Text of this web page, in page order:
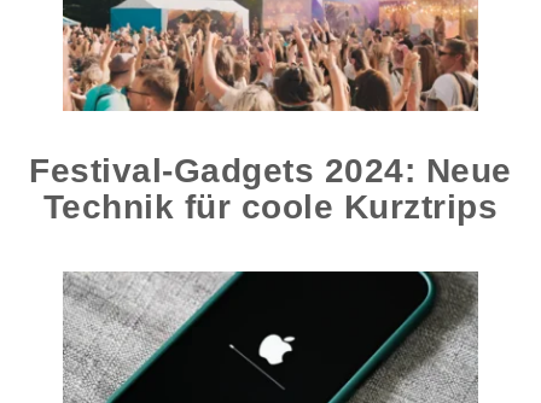
Festival-Gadgets 2024: Neue
Technik für coole Kurztrips